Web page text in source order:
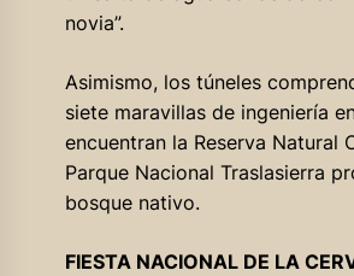
novia”.
Asimismo, los túneles
siete maravillas de ingeniería
encuentran la Reserva Natural
Parque Nacional Traslasierra
bosque nativo.
FIESTA NACIONAL DE LA